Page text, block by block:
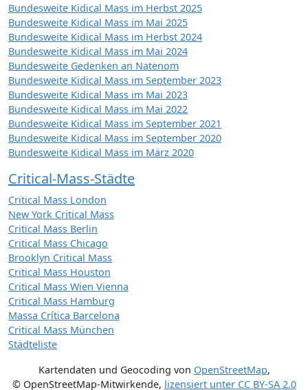
Bundesweite Kidical Mass im Herbst 2025
Bundesweite Kidical Mass im Mai 2025
Bundesweite Kidical Mass im Herbst 2024
Bundesweite Kidical Mass im Mai 2024
Bundesweite Gedenken an Natenom
Bundesweite Kidical Mass im September 2023
Bundesweite Kidical Mass im Mai 2023
Bundesweite Kidical Mass im Mai 2022
Bundesweite Kidical Mass im September 2021
Bundesweite Kidical Mass im September 2020
Bundesweite Kidical Mass im März 2020
Critical-Mass-Städte
Critical Mass London
New York Critical Mass
Critical Mass Berlin
Critical Mass Chicago
Brooklyn Critical Mass
Critical Mass Houston
Critical Mass Wien Vienna
Critical Mass Hamburg
Massa Crítica Barcelona
Critical Mass München
Städteliste
Kartendaten und Geocoding von OpenStreetMap,
© OpenStreetMap-Mitwirkende, lizensiert unter CC BY-SA 2.0